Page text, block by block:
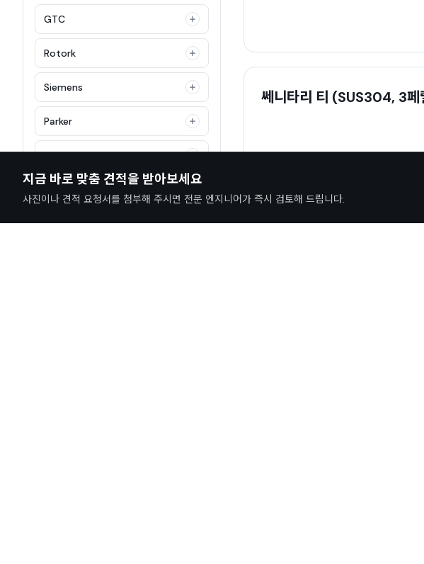
GTC
Rotork
Siemens
Parker
HOKE
Keystone
Power Genex
쎄니타리 티 (SUS304, 3페
지금 바로 맞춤 견적을 받아보세요
사진이나 견적 요청서를 첨부해 주시면 전문 엔지니어가 즉시 검토해 드립니다.